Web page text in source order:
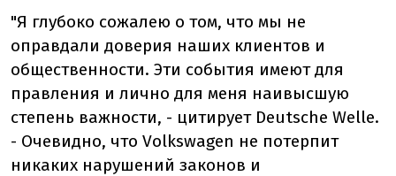
"Я глубоко сожалею о том, что мы не
оправдали доверия наших клиентов и
общественности. Эти события имеют для
правления и лично для меня наивысшую
степень важности, - цитирует Deutsche Welle.
- Очевидно, что Volkswagen не потерпит
никаких нарушений законов и